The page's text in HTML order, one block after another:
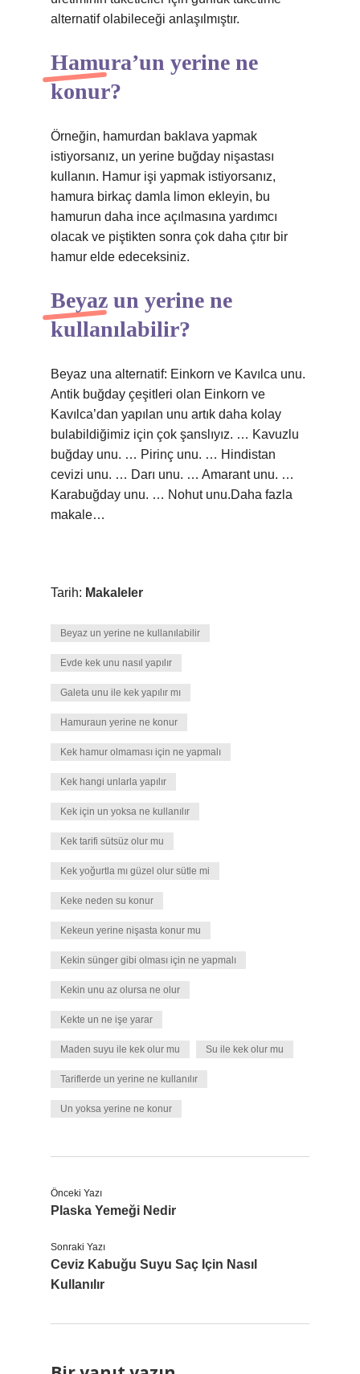
alternatif olabileceği anlaşılmıştır.
Hamura’un yerine ne
konur?
Örneğin, hamurdan baklava yapmak
istiyorsanız, un yerine buğday nişastası
kullanın. Hamur işi yapmak istiyorsanız,
hamura birkaç damla limon ekleyin, bu
hamurun daha ince açılmasına yardımcı
olacak ve piştikten sonra çok daha çıtır bir
hamur elde edeceksiniz.
Beyaz un yerine ne
kullanılabilir?
Beyaz una alternatif: Einkorn ve Kavılca unu.
Antik buğday çeşitleri olan Einkorn ve
Kavılca’dan yapılan unu artık daha kolay
bulabildiğimiz için çok şanslıyız. … Kavuzlu
buğday unu. … Pirinç unu. … Hindistan
cevizi unu. … Darı unu. … Amarant unu. …
Karabuğday unu. … Nohut unu.Daha fazla
makale…
Tarih: Makaleler
Beyaz un yerine ne kullanılabilir
Evde kek unu nasıl yapılır
Galeta unu ile kek yapılır mı
Hamuraun yerine ne konur
Kek hamur olmaması için ne yapmalı
Kek hangi unlarla yapılır
Kek için un yoksa ne kullanılır
Kek tarifi sütsüz olur mu
Kek yoğurtla mı güzel olur sütle mi
Keke neden su konur
Kekeun yerine nişasta konur mu
Kekin sünger gibi olması için ne yapmalı
Kekin unu az olursa ne olur
Kekte un ne işe yarar
Maden suyu ile kek olur mu Su ile kek olur mu
Tariflerde un yerine ne kullanılır
Un yoksa yerine ne konur
Önceki Yazı
Plaska Yemeği Nedir
Sonraki Yazı
Ceviz Kabuğu Suyu Saç Için Nasıl
Kullanılır